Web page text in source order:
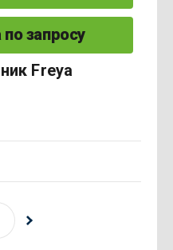
запросу
Freya